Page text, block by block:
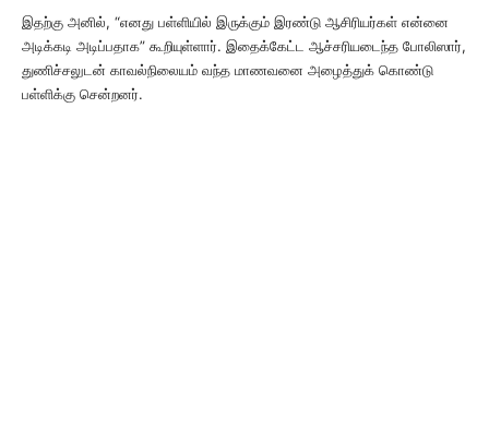
இதற்கு அனில், “எனது பள்ளியில் இருக்கும் இரண்டு ஆசிரியர்கள் என்னை
அடிக்கடி அடிப்பதாக” கூறியுள்ளார். இதைக்கேட்ட ஆச்சரியடைந்த போலிஸார்,
துணிச்சலுடன் காவல்நிலையம் வந்த மாணவனை அழைத்துக் கொண்டு
பள்ளிக்கு சென்றனர்.